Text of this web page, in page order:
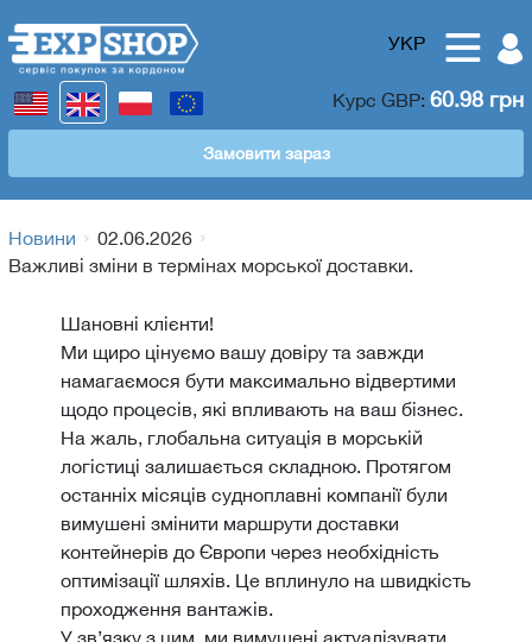
УКР
Курс GBP: 60.98 грн
Замовити зараз
Новини
02.06.2026
Важливі зміни в термінах морської доставки.
Шановні клієнти!
Ми щиро цінуємо вашу довіру та завжди
намагаємося бути максимально відвертими
щодо процесів, які впливають на ваш бізнес.
На жаль, глобальна ситуація в морській
логістиці залишається складною. Протягом
останніх місяців судноплавні компанії були
вимушені змінити маршрути доставки
контейнерів до Європи через необхідність
оптимізації шляхів. Це вплинуло на швидкість
проходження вантажів.
У зв’язку з цим, ми вимушені актуалізувати